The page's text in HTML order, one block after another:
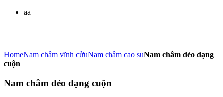
aa
HomeNam châm vĩnh cửuNam châm cao suNam châm dẻo dạng
cuộn
Nam châm dẻo dạng cuộn